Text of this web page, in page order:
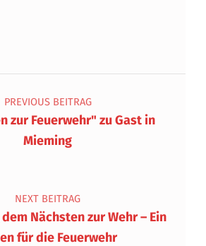
PREVIOUS BEITRAG
zur Feuerwehr" zu Gast in
Mieming
NEXT BEITRAG
Nächsten zur Wehr – Ein
für die Feuerwehr